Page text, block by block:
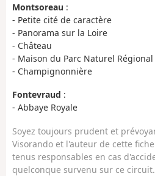
Montsoreau :
- Petite cité de caractère
- Panorama sur la Loire
- Château
- Maison du Parc Naturel Régional
- Champignonnière
Fontevraud :
- Abbaye Royale
Soyez toujours prudent et
Visorando et l'auteur de cette
tenus responsables en cas
quelconque survenu sur ce circuit.